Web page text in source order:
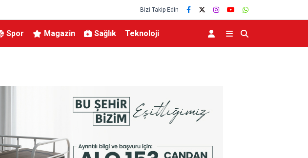
Bizi Takip Edin
Spor Magazin Sağlık Teknoloji
genç hayatını kaybetti, gözyaşlarıyla toprağa verildi